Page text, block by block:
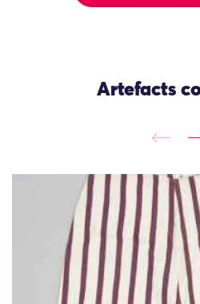
Artefacts